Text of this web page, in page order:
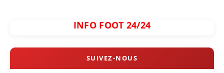
INFO FOOT 24/24